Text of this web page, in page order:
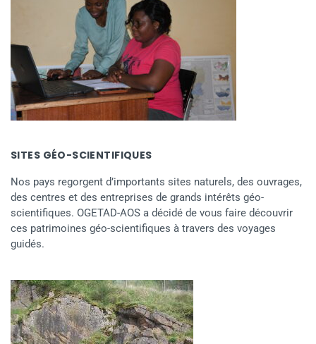
SITES GÉO-SCIENTIFIQUES
Nos pays regorgent d’importants sites naturels, des ouvrages,
des centres et des entreprises de grands intérêts géo-
scientifiques. OGETAD-AOS a décidé de vous faire découvrir
ces patrimoines géo-scientifiques à travers des voyages
guidés.